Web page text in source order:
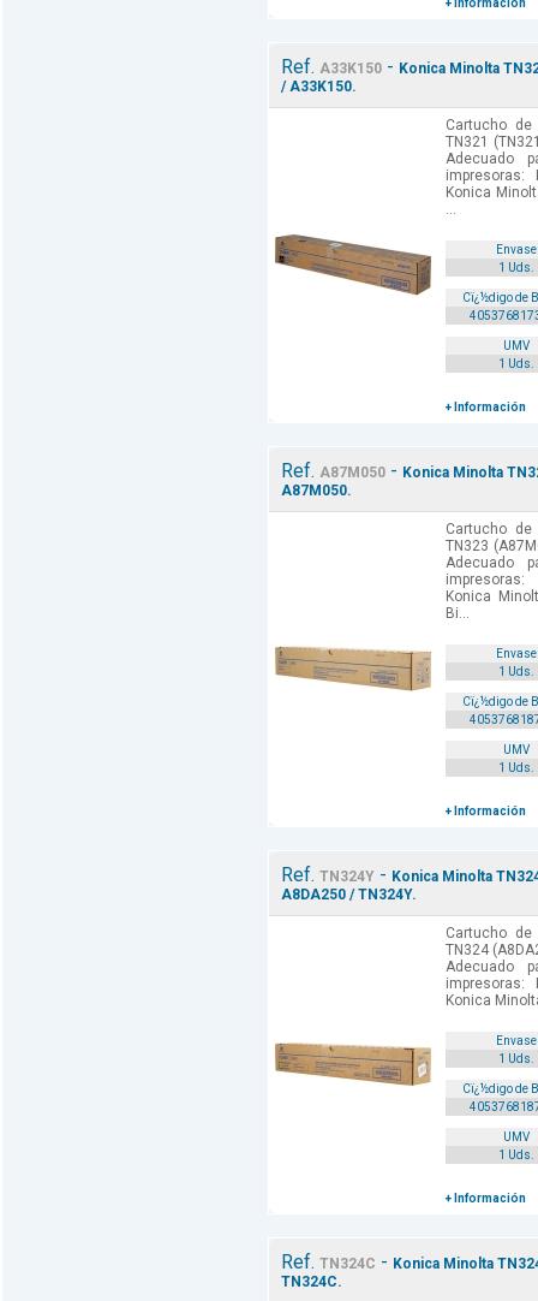
+ Información
Ref. A33K150- Konica Minolta
/ A33K150.
Cartucho
TN321
Adecuado
impresoras:
Konica
...
Envase
1 Uds.
Cï¿½digo de
UMV
1 Uds.
+ Información
Ref. A87M050- Konica Minolta
A87M050.
Cartucho
TN323
Adecuado
Konica
Bi...
Envase
1 Uds.
Cï¿½digo de
UMV
1 Uds.
+ Información
Ref. TN324Y - Konica Minolta
A8DA250 / TN324Y.
Cartucho
TN324
Adecuado
impresoras:
Konica
Envase
1 Uds.
Cï¿½digo de
UMV
1 Uds.
+ Información
Ref. TN324C - Konica Minolta
TN324C.